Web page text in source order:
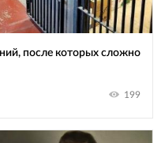
после которых сложно
199